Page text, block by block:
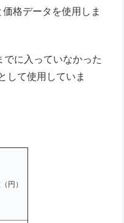
格データを使用しま
に入っていなかった
して使用していま
円）